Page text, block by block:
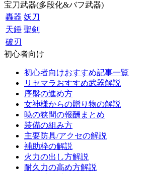
宝刀武器(多段化&バフ武器)
轟器 妖刀
天錘 聖剣
破刃
初心者向け
初心者向けおすすめ記事一覧
リセマラおすすめ武器解説
序盤の進め方
女神様からの贈り物の解説
暁の狭間の報酬まとめ
装備の組み方
主要防具/アクセの解説
補助枠の解説
火力の出し方解説
耐久力の高め方解説